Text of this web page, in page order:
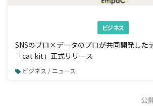
ビジネス
SNSのプロ×データのプロが共同開発した
「cat kit」正式リリース
ビジネス / ニュース
公